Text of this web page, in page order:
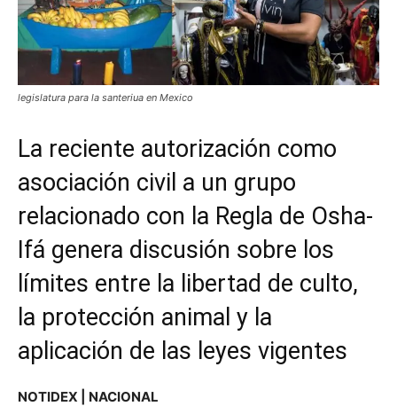
legislatura para la santeriua en Mexico
La reciente autorización como
asociación civil a un grupo
relacionado con la Regla de Osha-
Ifá genera discusión sobre los
límites entre la libertad de culto,
la protección animal y la
aplicación de las leyes vigentes
NOTIDEX | NACIONAL